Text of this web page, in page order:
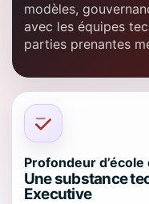
modèles,
avec les équipes
parties prenantes
Profondeur d’école
Une substance
Executive